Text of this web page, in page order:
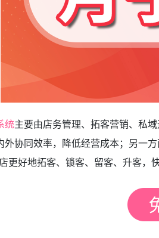
统主要由店务管理、拓客营销、私
外协同效率，降低经营成本；另一
更好地拓客、锁客、留客、升客，